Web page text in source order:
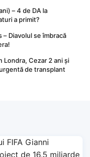
– 4 de DA la
a primit?
– Diavolul se îmbracă
Londra, Cezar 2 ani și
de transplant